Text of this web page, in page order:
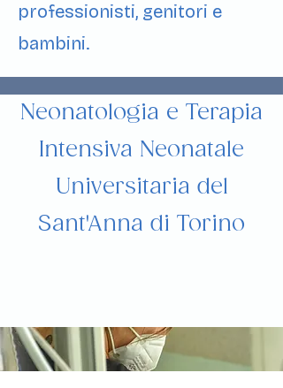
professionisti, genitori e
bambini.
Neonatologia e Terapia
Intensiva Neonatale
Universitaria del
Sant'Anna di Torino